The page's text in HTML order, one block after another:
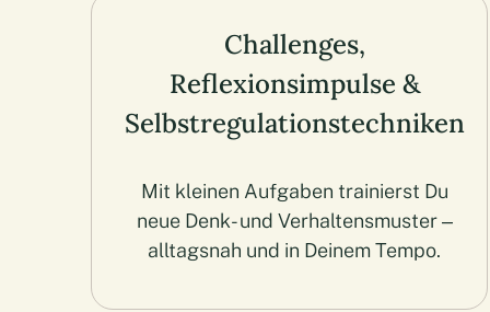
Challenges,
Reflexionsimpulse &
Selbstregulationstechniken
Mit kleinen Aufgaben trainierst Du
neue Denk- und Verhaltensmuster –
alltagsnah und in Deinem Tempo.